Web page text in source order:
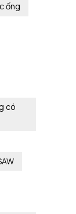
ống
có